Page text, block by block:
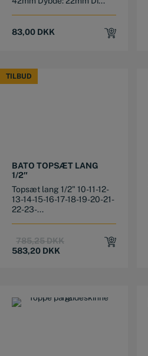
83,00 DKK
TILBUD
TILBUD
BATO TOPSÆT LANG
1/2″
Topsæt lang 1/2" 10-11-12-
13-14-15-16-17-18-19-20-21-
22-23-...
785,25DKKOriginal
583,20 DKK
Current